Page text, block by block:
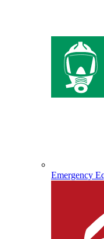
Emergency